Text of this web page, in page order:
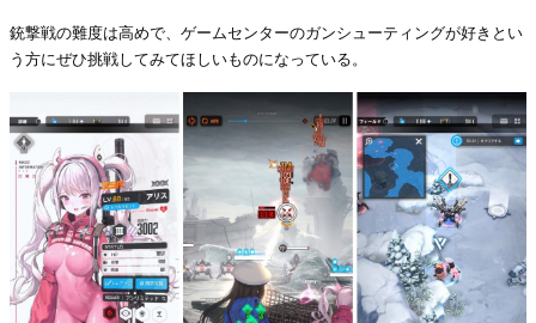
銃撃戦の難度は高めで、ゲームセンターのガンシューティングが好きとい
う方にぜひ挑戦してみてほしいものになっている。